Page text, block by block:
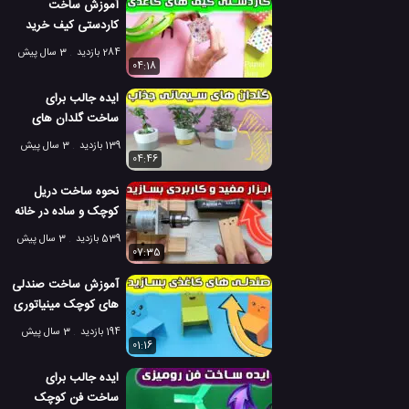
آموزش ساخت
کاردستی کیف خرید
کوچک اوریگامی
284 بازدید
3 سال پیش
04:18
ایده جالب برای
ساخت گلدان های
کوچک سیمانی
139 بازدید
3 سال پیش
04:46
نحوه ساخت دریل
کوچک و ساده در خانه
با موتور دی سی
539 بازدید
3 سال پیش
07:35
آموزش ساخت صندلی
های کوچک مینیاتوری
با کاغذ
194 بازدید
3 سال پیش
01:16
ایده جالب برای
ساخت فن کوچک